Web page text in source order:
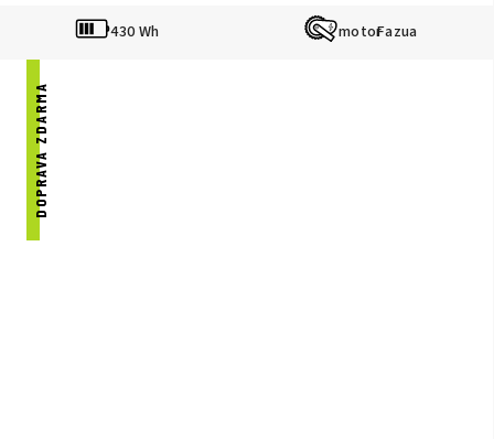
430 Wh Fazua
DOPRAVA ZDARMA